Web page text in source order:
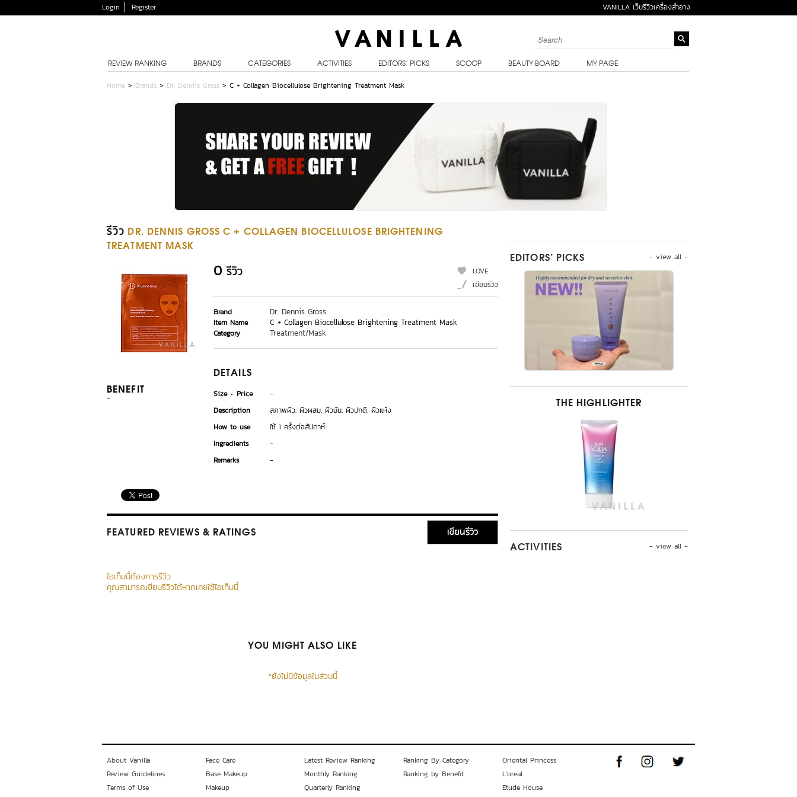
Login Register VANILLA เว็บรีวิวเครื่องสำอาง
REVIEW RANKING BRANDS CATEGORIES ACTIVITIES EDITORS’ PICKS SCOOP BEAUTY BOARD MY PAGE
Home > Brands > Dr. Dennis Gross > C + Collagen Biocellulose Brightening Treatment Mask
รีวิว DR. DENNIS GROSS C + COLLAGEN BIOCELLULOSE BRIGHTENING
TREATMENT MASK
BENEFIT
-
0 รีวิว
LOVE
เขียนรีวิว
Brand Dr. Dennis Gross
Item Name C + Collagen Biocellulose Brightening Treatment Mask
Category Treatment/Mask
DETAILS
Size Price
-
Description
สภาพผิว: ผิวผสม, ผิวมัน, ผิวปกติ, ผิวแห้ง
How to use
ใช้ 1 ครั้งต่อสัปดาห์
Ingredients
-
Remarks
-
FEATURED REVIEWS & RATINGS เขียนรีวิว
ไอเท็มนี้ต้องการรีวิว
คุณสามารถเขียนรีวิวได้หากเคยใช้ไอเท็มนี้
YOU MIGHT ALSO LIKE
*ยังไม่มีข้อมูลในส่วนนี้
- view all -
EDITORS’ PICKS
THE HIGHLIGHTER
- view all -
ACTIVITIES
About Vanilla
Review Guidelines
Terms of Use
Face Care
Base Makeup
Makeup
Latest Review Ranking
Monthly Ranking
Quarterly Ranking
Ranking By Category
Ranking by Benefit
Oriental Princess
L'oreal
Etude House